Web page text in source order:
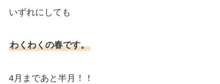
いずれにしても
わくわくの春です。
4月まであと半月！！